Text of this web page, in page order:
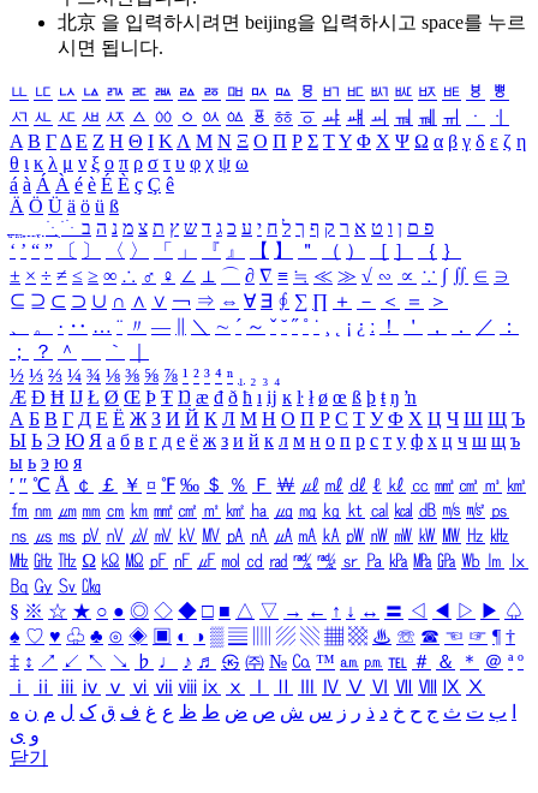
北京 을 입력하시려면 beijing을 입력하시고 space를 누르
시면 됩니다.
ㅥ ㅦ ㅧ ㅨ ㅩ ㅪ ㅫ ㅬ ㅭ ㅮ ㅯ ㅰ ㅱ ㅲ ㅳ ㅴ ㅵ ㅶ ㅷ ㅸ
ㅹ
ㅺ ㅻ ㅼ ㅽ ㅾ ㅿ ㆀ ㆁ ㆂ ㆃ ㆄ ㆅ ㆆ ㆇ ㆈ ㆉ ㆊ ㆋ ㆌ ㆍ
ㆎ
Α Β ΓΔ Ε Ζ Η Θ Ι ΚΛ Μ Ν Ξ Ο Π Ρ Σ ΤΥ Φ Χ Ψ Ω α β γ δ ε ζ η
θ ι κ λ μ ν ξ ο π ρ σ τ υ φ χ ψ ω
á à Á À é è É È ç Ç ê
Ä Ö Ü ä ö ü ß
ִֶֹ ֻּ ׁׂ פ ם ן ו ט א ר ק ף ך ל ח י ע כ ג ד ש ץ ת צ מ נ ה ב
‘ ’ “ ” 〔 〕 〈 〉 「 」 『 』 【 】 ＂ （ ） ［ ］ ｛ ｝
± × ÷ ≠ ≤ ≥ ∞ ∴ ♂ ♀ ∠ ⊥ ⌒ ∂ ∇ ≡ ≒ ≪ ≫ √ ∽ ∝ ∵ ∫ ∬ ∈ ∋
⊆ ⊇ ⊂ ⊃ ∪ ∩ ∧ ∨ ￢ ⇒ ⇔ ∀ ∃ ∮ ∑ ∏ ＋ － ＜ ＝
＞
、
。 · ‥ … ¨ 〃 ― ＼ ∼ ´ ～ ˇ ˘ ˝ ˚ ˙ ¸ ¡ ¿ ː ！ ＇ ， ． ／
：
；
？ ＾ ｀
½ ⅓ ⅔ ¼ ¾ ⅛ ⅜ ⅝ ⅞ ¹ ² ³ ⁴ ⁿ ₁ ₂ ₃ ₄
Æ Ð Ħ Ĳ Ł Ø Œ Þ Ŧ Ŋ æ đ ð ħ ı ĳ ĸ ŀ ł ø œ ß þ ŧ ŋ ŉ
А Б В Г Д Е Ё Ж З И Й К Л М Н О П Р С Т У Ф Х Ц Ч Ш Щ Ъ
Ы Ь Э Ю Я а б в г д е ё ж з и й к л м н о п р с т у ф х ц ч ш щ ъ
ы ь э ю я
′ ″ ℃ Å ￠ ￡ ￥ ¤ ℉ ‰ ＄ ％ Ｆ ￦ ㎕ ㎖ ㎗ ℓ ㎘ ㏄ ㎣ ㎤ ㎥ ㎦
㎙ ㎚ ㎛ ㎜ ㎝ ㎞ ㎟ ㎠ ㎡ ㎢ ㏊ ㎍ ㎎ ㎏ ㏏ ㎈ ㎉ ㏈ ㎧ ㎨ ㎰
㎱ ㎲ ㎳ ㎴ ㎵ ㎶ ㎷ ㎸ ㎹ ㎀ ㎁ ㎂ ㎃ ㎄ ㎺ ㎻ ㎽ ㎾ ㎿ ㎐ ㎑
㎒ ㎓ ㎔ Ω ㏀ ㏁ ㎊ ㎋ ㎌ ㏖ ㏅ ㎭ ㎮ ㎯ ㏛ ㎩ ㎪ ㎫ ㎬ ㏝ ㏐
㏓
㏃ ㏉ ㏜ ㏆
§ ※ ☆ ★ ○ ● ◎ ◇ ◆ □ ■ △ ▽ → ← ↑ ↓ ↔ 〓 ◁ ◀ ▷ ▶ ♤
♠ ♡ ♥ ♧ ♣ ⊙ ◈ ▣ ◐ ◑ ▒ ▤ ▨ ▧ ▦ ▩ ♨ ☏ ☎ ☜ ☞ ¶ †
‡ ↕ ↗ ↙ ↖ ↘ ♭ ♩ ♪ ♬ ㉿ ㈜ № ㏇ ™ ㏂ ㏘ ℡ ＃ ＆ ＊ ＠ ª º
ⅰ
ⅱ ⅲ ⅳ ⅴ ⅵ ⅶ ⅷ ⅸ ⅹ Ⅳ Ⅴ Ⅵ Ⅶ Ⅷ Ⅸ Ⅹ
ب ت ث ج ح خ د ذ ر ز س ش ص ض ط ظ ع غ ف ق ک ل م ن ه
و ی
닫기